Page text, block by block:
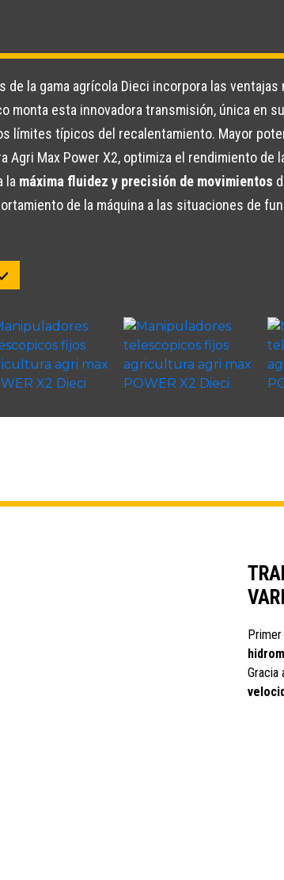
de la gama agrícola Dieci incorpora las
monta esta innovadora transmisión, única en
límites típicos del recalentamiento. Mayor
Agri Max Power X2, optimiza el rendimiento de
la máxima fluidez y precisión de movimientos
de la máquina a las situaciones de
Gracia